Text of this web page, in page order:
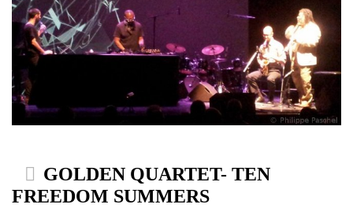
GOLDEN QUARTET- TEN
FREEDOM SUMMERS